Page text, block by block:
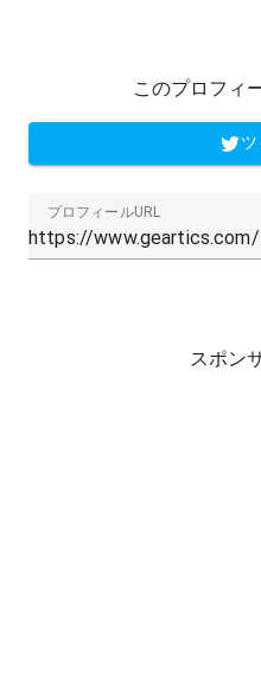
このプロフィ
プロフィールURL
スポン